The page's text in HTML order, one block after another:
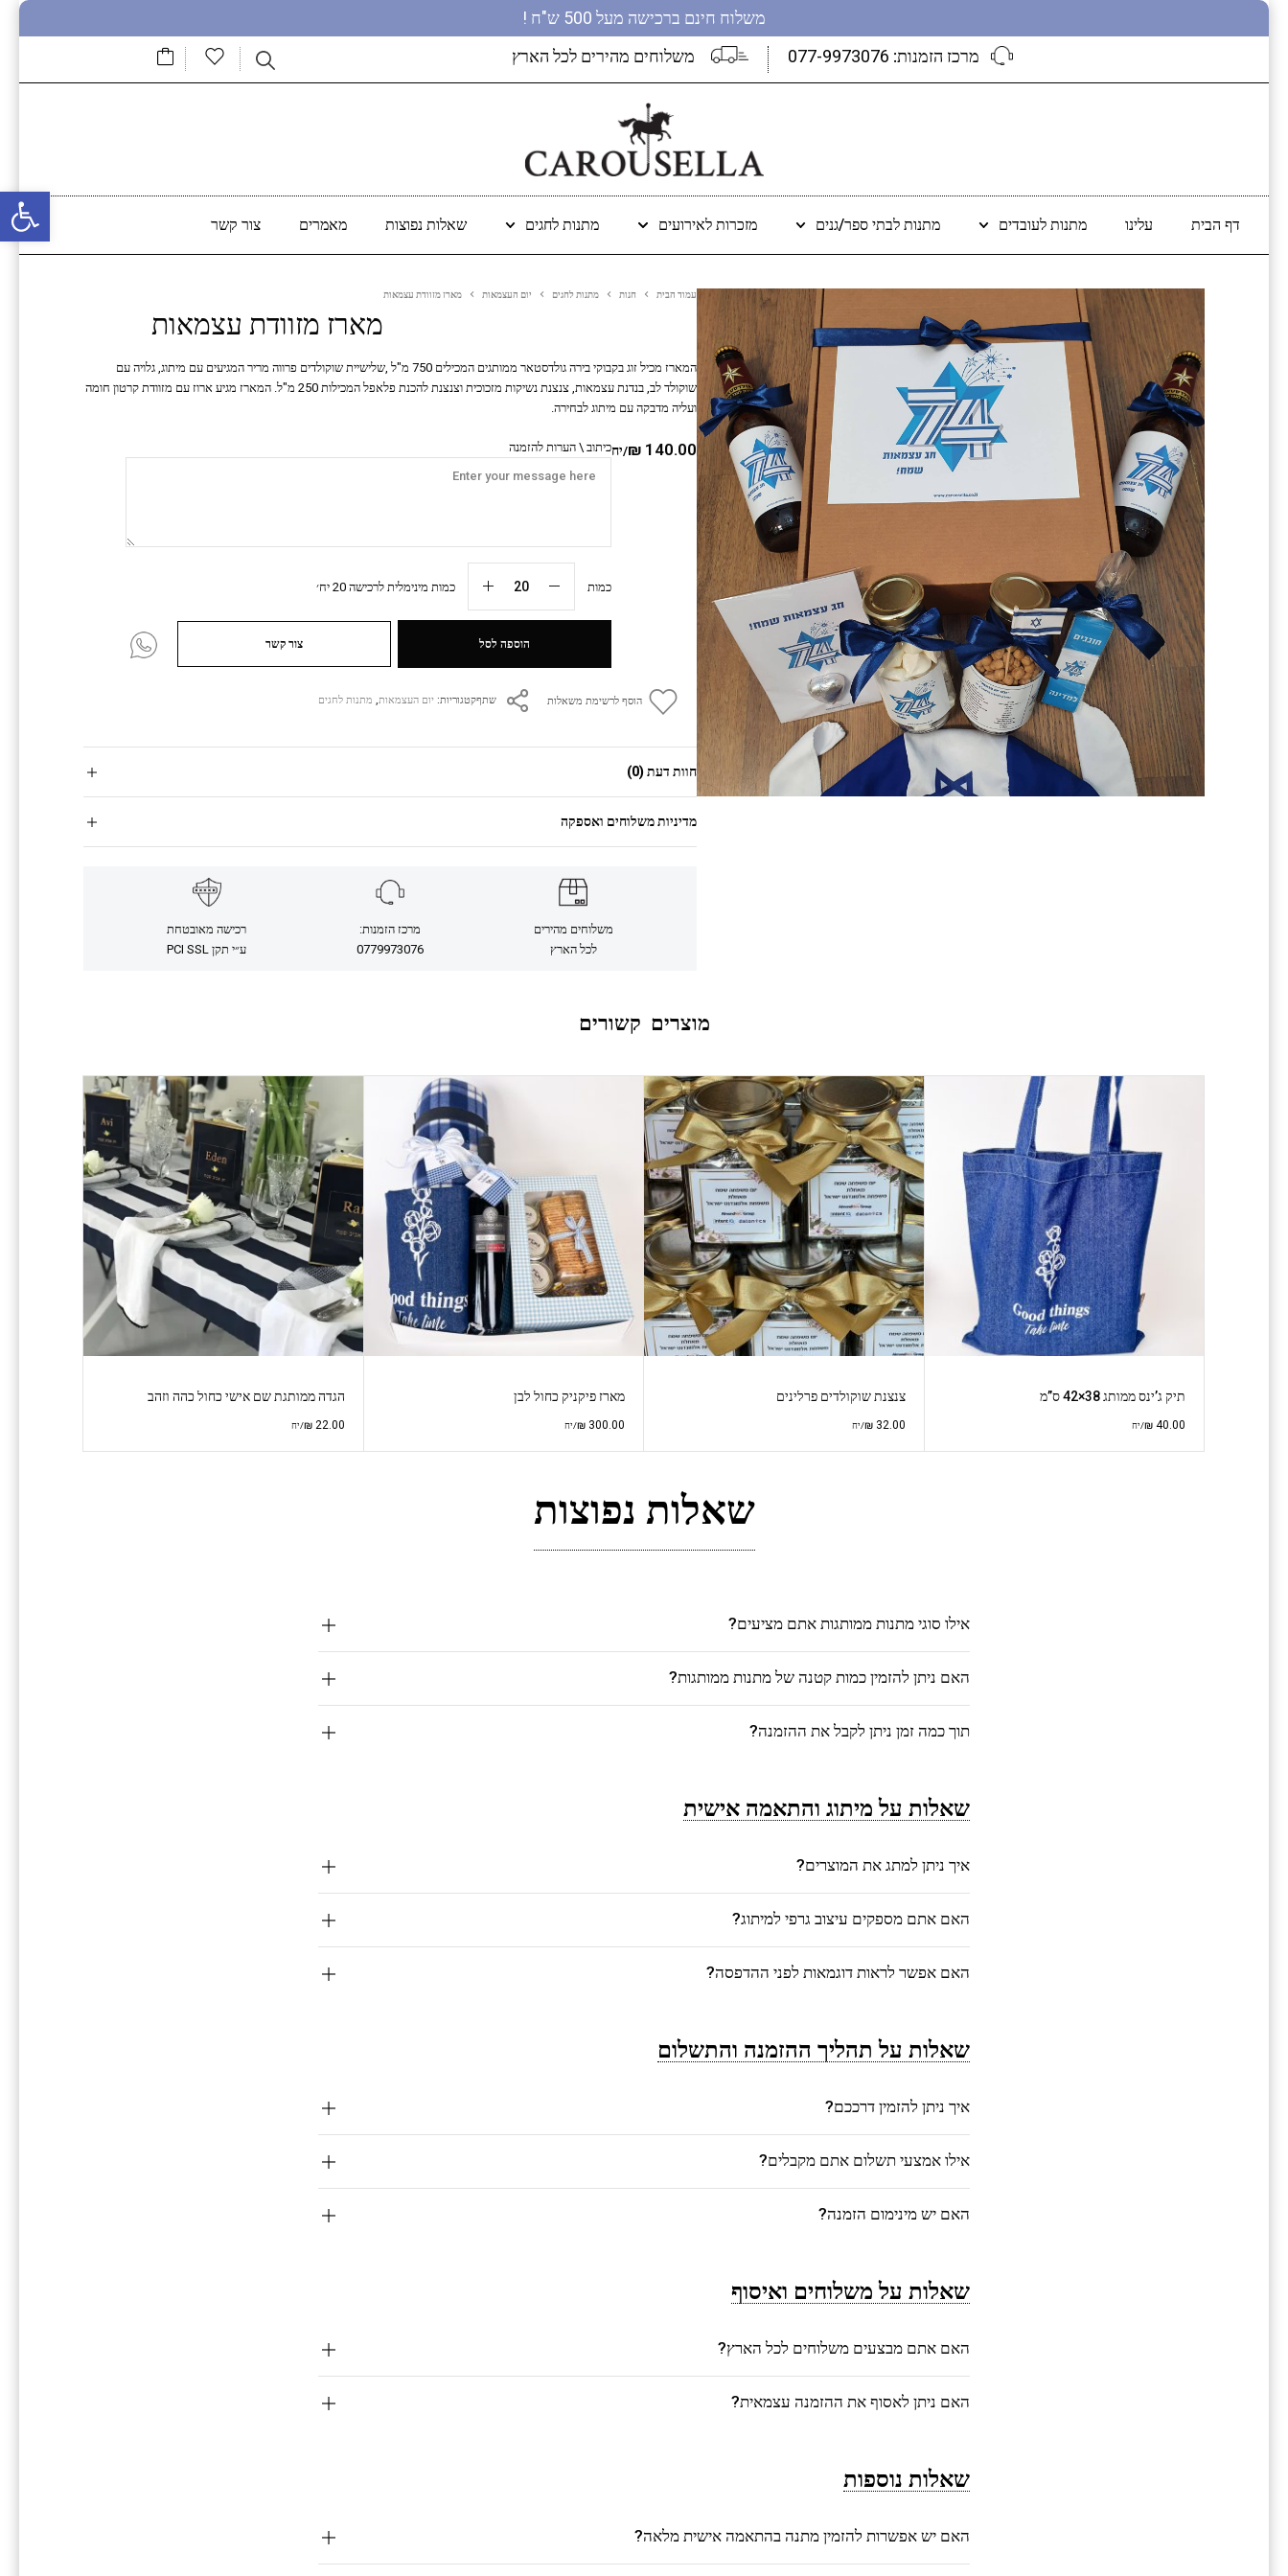
פתח סרגל נגישות
משלוח חינם ברכישה מעל 500 ש"ח !
מרכז הזמנות: 077-9973076 משלוחים מהירים לכל הארץ
דף הבית עלינו מתנות לעובדים מתנות לבתי ספר/גנים מזכרות לאירועים מתנות לחגים שאלות נפוצות מאמרים צור קשר
עמוד הבית חנות מתנות לחגים יום העצמאות מארז מזוודת עצמאות
מארז מזוודת עצמאות
₪ 140.00 /יחכיתוב \ הערות להזמנה
כמות כמות מינימלית לרכישה 20 יח׳
הוספה לסל צור קשר
הוסף לרשימת משאלות שתףקטגוריות: יום העצמאות, מתנות לחגים
המארז מכיל זוג בקבוקי בירה גולדסטאר ממותגים המכילים 750 מ"ל ,שלישיית שוקולדים פרווה מריר המגיעים עם מיתוג, גלויה עם
שוקולד לב, בנדנת עצמאות, צנצנת נשיקות מזכוכית וצנצנת להכנת פלאפל המכילות 250 מ"ל. המארז מגיע ארוז עם מזוודת קרטון חומה
ועליה מדבקה עם מיתוג לבחירה.
חוות דעת (0)
מדיניות משלוחים ואספקה
משלוחים מהירים
לכל הארץ
מרכז הזמנות:
0779973076
רכישה מאובטחת
ע״י תקן PCI SSL
מוצרים קשורים
תיק ג’ינס ממותג 38×42 ס”מ
₪ 40.00 /יח
צנצנת שוקולדים פרלינים
₪32.00 /יח
מארז פיקניק כחול לבן
₪ 300.00 /יח
הגדה ממותגת שם אישי כחול כהה וזהב
₪22.00 /יח
שאלות נפוצות
אילו סוגי מתנות ממותגות אתם מציעים?
האם ניתן להזמין כמות קטנה של מתנות ממותגות?
תוך כמה זמן ניתן לקבל את ההזמנה?
שאלות על מיתוג והתאמה אישית
איך ניתן למתג את המוצרים?
האם אתם מספקים עיצוב גרפי למיתוג?
האם אפשר לראות דוגמאות לפני ההדפסה?
שאלות על תהליך ההזמנה והתשלום
איך ניתן להזמין דרככם?
אילו אמצעי תשלום אתם מקבלים?
האם יש מינימום הזמנה?
שאלות על משלוחים ואיסוף
האם אתם מבצעים משלוחים לכל הארץ?
האם ניתן לאסוף את ההזמנה עצמאית?
שאלות נוספות
האם יש אפשרות להזמין מתנה בהתאמה אישית מלאה?